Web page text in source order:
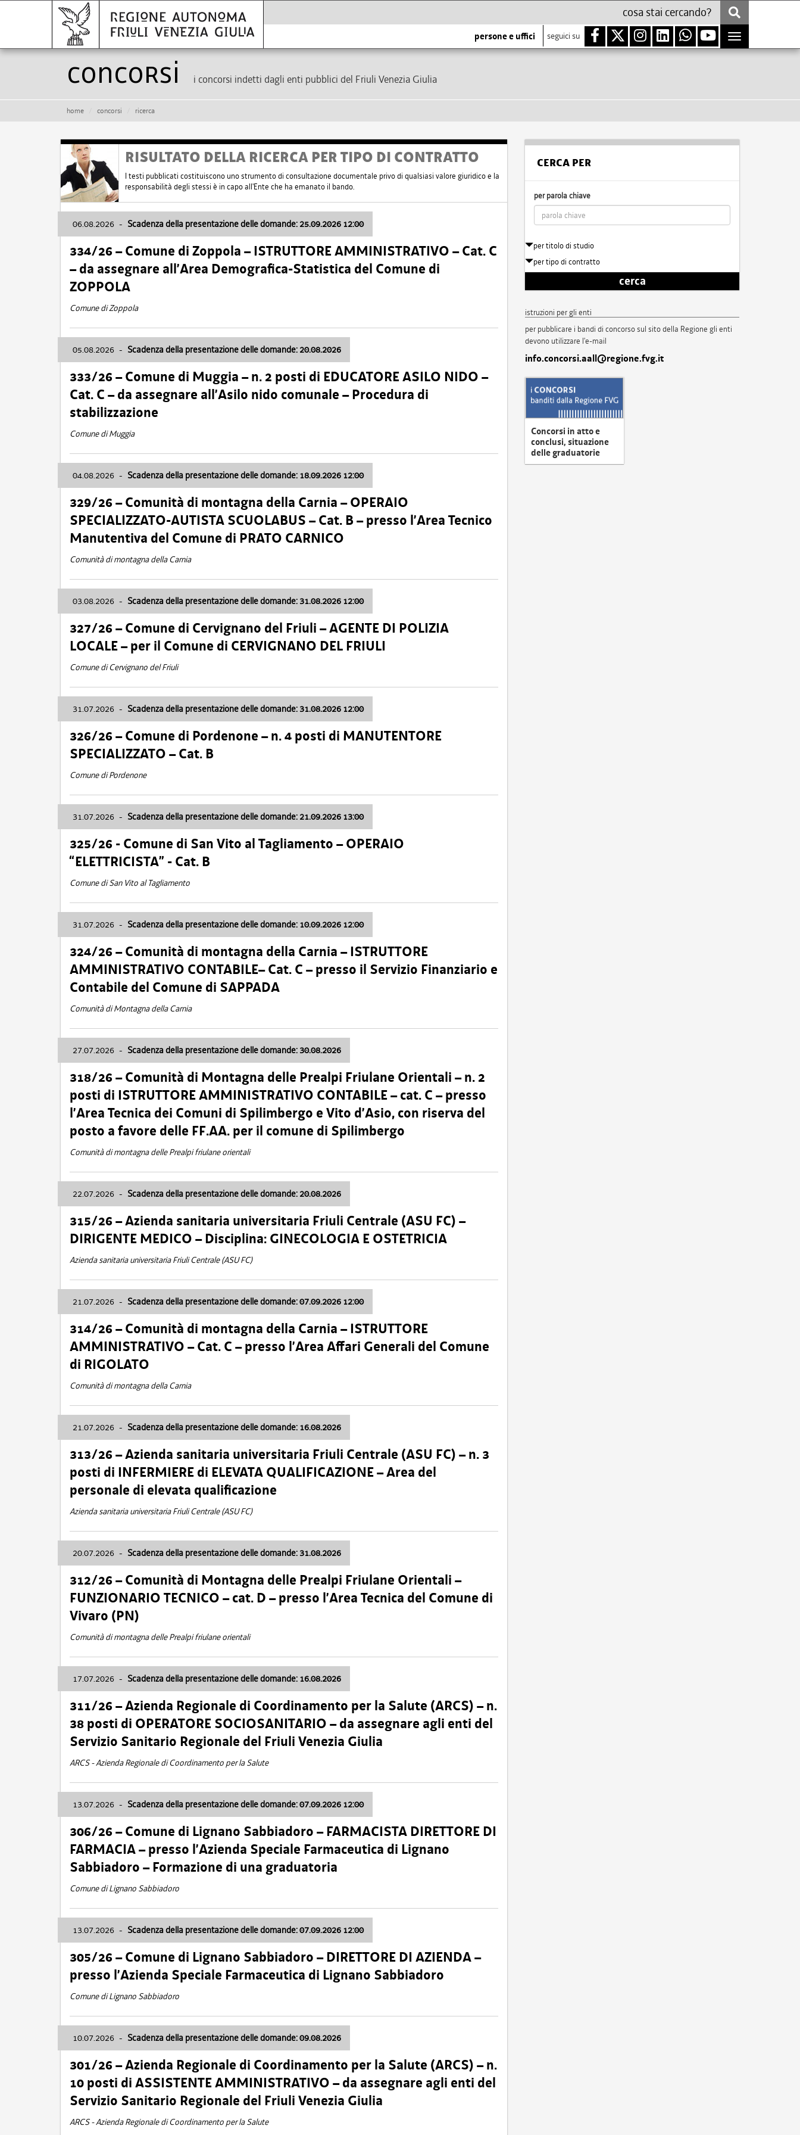
persone e uffici seguici su
Toggle
navigation
Concorsi i concorsi indetti dagli enti pubblici del Friuli Venezia Giulia
home concorsi ricerca
RISULTATO DELLA RICERCA PER TIPO DI CONTRATTO
I testi pubblicati costituiscono uno strumento di consultazione documentale privo di qualsiasi valore giuridico e la
responsabilità degli stessi è in capo all'Ente che ha emanato il bando.
06.08.2026 - Scadenza della presentazione delle domande: 25.09.2026 12:00
334/26 – Comune di Zoppola – ISTRUTTORE AMMINISTRATIVO – Cat. C
– da assegnare all’Area Demografica-Statistica del Comune di
ZOPPOLA
Comune di Zoppola
05.08.2026 - Scadenza della presentazione delle domande: 20.08.2026
333/26 – Comune di Muggia – n. 2 posti di EDUCATORE ASILO NIDO –
Cat. C – da assegnare all’Asilo nido comunale – Procedura di
stabilizzazione
Comune di Muggia
04.08.2026 - Scadenza della presentazione delle domande: 18.09.2026 12:00
329/26 – Comunità di montagna della Carnia – OPERAIO
SPECIALIZZATO-AUTISTA SCUOLABUS – Cat. B – presso l’Area Tecnico
Manutentiva del Comune di PRATO CARNICO
Comunità di montagna della Carnia
03.08.2026 - Scadenza della presentazione delle domande: 31.08.2026 12:00
327/26 – Comune di Cervignano del Friuli – AGENTE DI POLIZIA
LOCALE – per il Comune di CERVIGNANO DEL FRIULI
Comune di Cervignano del Friuli
31.07.2026 - Scadenza della presentazione delle domande: 31.08.2026 12:00
326/26 – Comune di Pordenone – n. 4 posti di MANUTENTORE
SPECIALIZZATO – Cat. B
Comune di Pordenone
31.07.2026 - Scadenza della presentazione delle domande: 21.09.2026 13:00
325/26 - Comune di San Vito al Tagliamento – OPERAIO
“ELETTRICISTA” - Cat. B
Comune di San Vito al Tagliamento
31.07.2026 - Scadenza della presentazione delle domande: 10.09.2026 12:00
324/26 – Comunità di montagna della Carnia – ISTRUTTORE
AMMINISTRATIVO CONTABILE– Cat. C – presso il Servizio Finanziario e
Contabile del Comune di SAPPADA
Comunità di Montagna della Carnia
27.07.2026 - Scadenza della presentazione delle domande: 30.08.2026
318/26 – Comunità di Montagna delle Prealpi Friulane Orientali – n. 2
posti di ISTRUTTORE AMMINISTRATIVO CONTABILE – cat. C – presso
l’Area Tecnica dei Comuni di Spilimbergo e Vito d’Asio, con riserva del
posto a favore delle FF.AA. per il comune di Spilimbergo
Comunità di montagna delle Prealpi friulane orientali
22.07.2026 - Scadenza della presentazione delle domande: 20.08.2026
315/26 – Azienda sanitaria universitaria Friuli Centrale (ASU FC) –
DIRIGENTE MEDICO – Disciplina: GINECOLOGIA E OSTETRICIA
Azienda sanitaria universitaria Friuli Centrale (ASU FC)
21.07.2026 - Scadenza della presentazione delle domande: 07.09.2026 12:00
314/26 – Comunità di montagna della Carnia – ISTRUTTORE
AMMINISTRATIVO – Cat. C – presso l’Area Affari Generali del Comune
di RIGOLATO
Comunità di montagna della Carnia
21.07.2026 - Scadenza della presentazione delle domande: 16.08.2026
313/26 – Azienda sanitaria universitaria Friuli Centrale (ASU FC) – n. 3
posti di INFERMIERE di ELEVATA QUALIFICAZIONE – Area del
personale di elevata qualificazione
Azienda sanitaria universitaria Friuli Centrale (ASU FC)
20.07.2026 - Scadenza della presentazione delle domande: 31.08.2026
312/26 – Comunità di Montagna delle Prealpi Friulane Orientali –
FUNZIONARIO TECNICO – cat. D – presso l’Area Tecnica del Comune di
Vivaro (PN)
Comunità di montagna delle Prealpi friulane orientali
17.07.2026 - Scadenza della presentazione delle domande: 16.08.2026
311/26 – Azienda Regionale di Coordinamento per la Salute (ARCS) – n.
38 posti di OPERATORE SOCIOSANITARIO – da assegnare agli enti del
Servizio Sanitario Regionale del Friuli Venezia Giulia
ARCS - Azienda Regionale di Coordinamento per la Salute
13.07.2026 - Scadenza della presentazione delle domande: 07.09.2026 12:00
306/26 – Comune di Lignano Sabbiadoro – FARMACISTA DIRETTORE DI
FARMACIA – presso l’Azienda Speciale Farmaceutica di Lignano
Sabbiadoro – Formazione di una graduatoria
Comune di Lignano Sabbiadoro
13.07.2026 - Scadenza della presentazione delle domande: 07.09.2026 12:00
305/26 – Comune di Lignano Sabbiadoro – DIRETTORE DI AZIENDA –
presso l’Azienda Speciale Farmaceutica di Lignano Sabbiadoro
Comune di Lignano Sabbiadoro
10.07.2026 - Scadenza della presentazione delle domande: 09.08.2026
301/26 – Azienda Regionale di Coordinamento per la Salute (ARCS) – n.
10 posti di ASSISTENTE AMMINISTRATIVO – da assegnare agli enti del
Servizio Sanitario Regionale del Friuli Venezia Giulia
ARCS - Azienda Regionale di Coordinamento per la Salute
CERCA PER
per parola chiave
per titolo di studio
per tipo di contratto
cerca
istruzioni per gli enti
per pubblicare i bandi di concorso sul sito della Regione gli enti
devono utilizzare l'e-mail
info.concorsi.aall@regione.fvg.it
Concorsi in atto e
conclusi, situazione
delle graduatorie